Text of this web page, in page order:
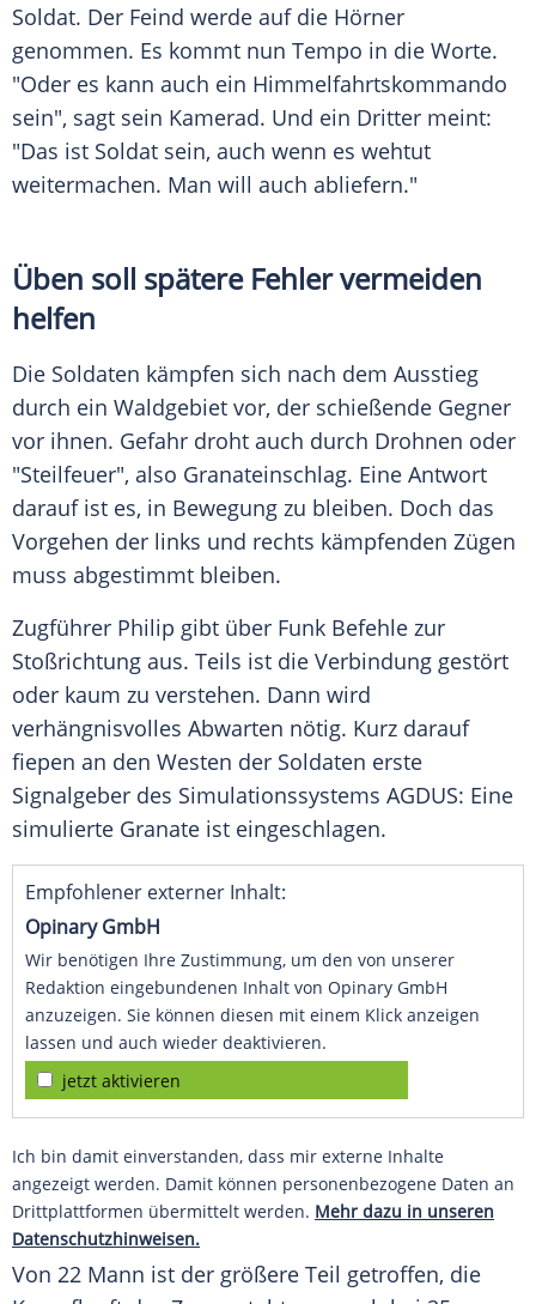
Soldat. Der Feind werde auf die Hörner
genommen. Es kommt nun Tempo in die Worte.
"Oder es kann auch ein Himmelfahrtskommando
sein", sagt sein Kamerad. Und ein Dritter meint:
"Das ist Soldat sein, auch wenn es wehtut
weitermachen. Man will auch abliefern."
Üben soll spätere Fehler vermeiden
helfen
Die Soldaten kämpfen sich nach dem Ausstieg
durch ein Waldgebiet vor, der schießende Gegner
vor ihnen. Gefahr droht auch durch Drohnen oder
"Steilfeuer", also Granateinschlag. Eine Antwort
darauf ist es, in Bewegung zu bleiben. Doch das
Vorgehen der links und rechts kämpfenden Zügen
muss abgestimmt bleiben.
Zugführer Philip gibt über Funk Befehle zur
Stoßrichtung aus. Teils ist die Verbindung gestört
oder kaum zu verstehen. Dann wird
verhängnisvolles Abwarten nötig. Kurz darauf
fiepen an den Westen der Soldaten erste
Signalgeber des Simulationssystems AGDUS: Eine
simulierte Granate ist eingeschlagen.
Empfohlener externer Inhalt:
Opinary GmbH
Wir benötigen Ihre Zustimmung, um den von unserer
Redaktion eingebundenen Inhalt von Opinary GmbH
anzuzeigen. Sie können diesen mit einem Klick anzeigen
lassen und auch wieder deaktivieren.
jetzt aktivieren
Ich bin damit einverstanden, dass mir externe Inhalte
angezeigt werden. Damit können personenbezogene Daten an
Drittplattformen übermittelt werden. Mehr dazu in unseren
Datenschutzhinweisen.
Von 22 Mann ist der größere Teil getroffen, die